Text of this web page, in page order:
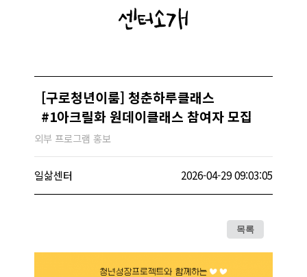
센터소개
[구로청년이룸] 청춘하루클래스
#1아크릴화 원데이클래스 참여자 모집
외부 프로그램 홍보
일삶센터 2026-04-29 09:03:05
목록